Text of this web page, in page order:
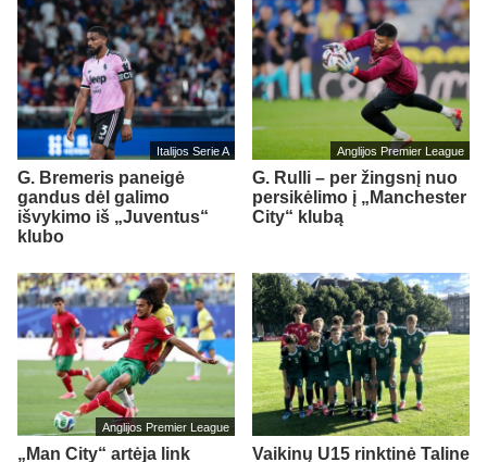
Italijos Serie A
G. Bremeris paneigė
gandus dėl galimo
išvykimo iš „Juventus“
klubo
Anglijos Premier League
G. Rulli – per žingsnį nuo
persikėlimo į „Manchester
City“ klubą
Anglijos Premier League
„Man City“ artėja link Vaikinų U15 rinktinė Taline